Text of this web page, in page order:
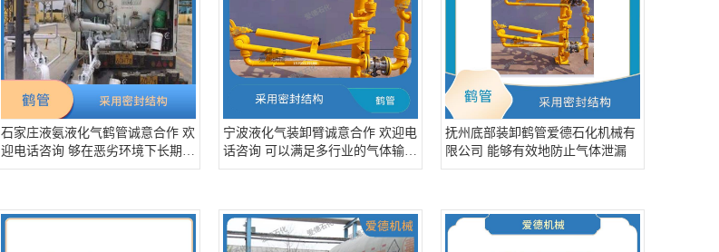
石家庄液氨液化气鹤管诚意合作 欢
迎电话咨询 够在恶劣环境下长期使
用
宁波液化气装卸臂诚意合作 欢迎电
话咨询 可以满足多行业的气体输送
需求
抚州底部装卸鹤管爱德石化机械有
限公司 能够有效地防止气体泄漏